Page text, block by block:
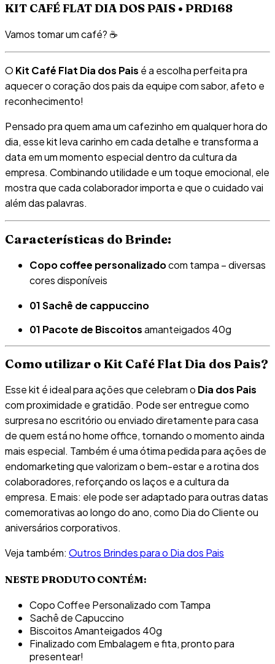
KIT CAFÉ FLAT DIA DOS PAIS • PRD168
Vamos tomar um café? ☕
O Kit Café Flat Dia dos Pais é a escolha perfeita pra
aquecer o coração dos pais da equipe com sabor, afeto e
reconhecimento!
Pensado pra quem ama um cafezinho em qualquer hora do
dia, esse kit leva carinho em cada detalhe e transforma a
data em um momento especial dentro da cultura da
empresa. Combinando utilidade e um toque emocional, ele
mostra que cada colaborador importa e que o cuidado vai
além das palavras.
Características do Brinde:
Copo coffee personalizadocom tampa – diversas
cores disponíveis
01 Sachê de cappuccino
01 Pacote de Biscoitosamanteigados 40g
Como utilizar o Kit Café Flat Dia dos Pais?
Esse kit é ideal para ações que celebram o Dia dos Pais
com proximidade e gratidão. Pode ser entregue como
surpresa no escritório ou enviado diretamente para casa
de quem está no home office, tornando o momento ainda
mais especial. Também é uma ótima pedida para ações de
endomarketing que valorizam o bem-estar e a rotina dos
colaboradores, reforçando os laços e a cultura da
empresa. E mais: ele pode ser adaptado para outras datas
comemorativas ao longo do ano, como Dia do Cliente ou
aniversários corporativos.
Veja também: Outros Brindes para o Dia dos Pais
NESTE PRODUTO CONTÉM:
Copo Coffee Personalizado com Tampa
Sachê de Capuccino
Biscoitos Amanteigados 40g
Finalizado com Embalagem e fita, pronto para
presentear!